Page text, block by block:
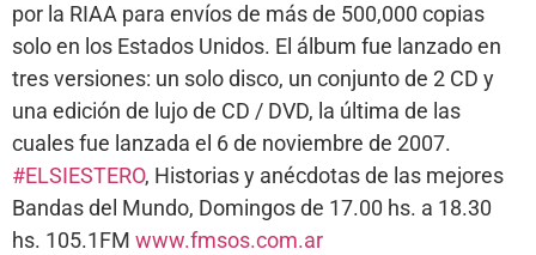
por la RIAA para envíos de más de 500,000 copias
solo en los Estados Unidos. El álbum fue lanzado en
tres versiones: un solo disco, un conjunto de 2 CD y
una edición de lujo de CD / DVD, la última de las
cuales fue lanzada el 6 de noviembre de 2007.
#ELSIESTERO, Historias y anécdotas de las mejores
Bandas del Mundo, Domingos de 17.00 hs. a 18.30
hs. 105.1FM www.fmsos.com.ar